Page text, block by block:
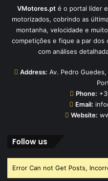
VMotores.pt é o portal líder
motorizados, cobrindo as
montanha, velocidade e
competições e fique a par dos
com análises
Address: Av. Pedro
Phone:
Email:
Website:
Follow us
Error Can not Get Posts,